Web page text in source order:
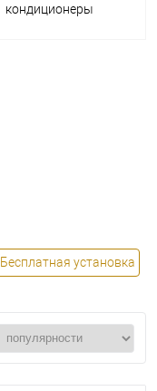
кондиционеры
Бесплатная установка